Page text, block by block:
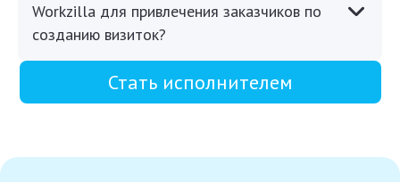
Workzilla для привлечения заказчиков по
созданию визиток?
Стать исполнителем